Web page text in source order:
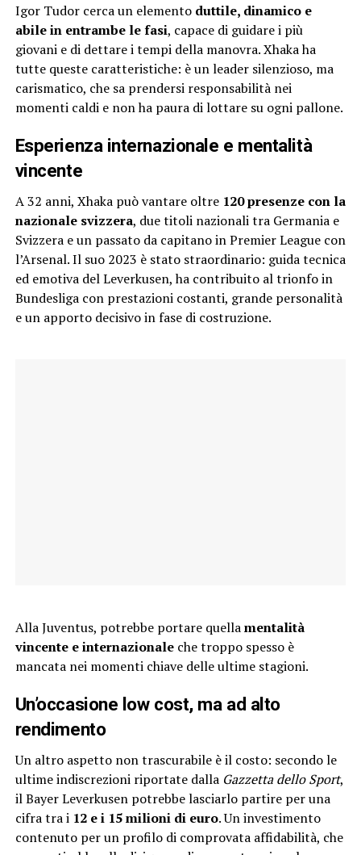
Igor Tudor cerca un elemento duttile, dinamico e
abile in entrambe le fasi, capace di guidare i più
giovani e di dettare i tempi della manovra. Xhaka ha
tutte queste caratteristiche: è un leader silenzioso, ma
carismatico, che sa prendersi responsabilità nei
momenti caldi e non ha paura di lottare su ogni pallone.
Esperienza internazionale e mentalità
vincente
A 32 anni, Xhaka può vantare oltre 120 presenze con la
nazionale svizzera, due titoli nazionali tra Germania e
Svizzera e un passato da capitano in Premier League con
l’Arsenal. Il suo 2023 è stato straordinario: guida tecnica
ed emotiva del Leverkusen, ha contribuito al trionfo in
Bundesliga con prestazioni costanti, grande personalità
e un apporto decisivo in fase di costruzione.
Alla Juventus, potrebbe portare quellamentalità
vincente e internazionaleche troppo spesso è
mancata nei momenti chiave delle ultime stagioni.
Un’occasione low cost, ma ad alto
rendimento
Un altro aspetto non trascurabile è il costo: secondo le
ultime indiscrezioni riportate dalla Gazzetta dello Sport,
il Bayer Leverkusen potrebbe lasciarlo partire per una
cifra tra i 12 e i 15 milioni di euro. Un investimento
contenuto per un profilo di comprovata affidabilità, che